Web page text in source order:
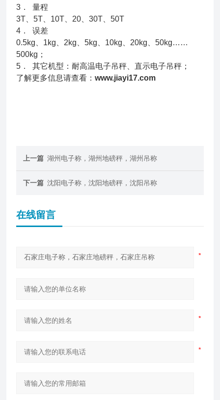
3． 量程
3T、5T、10T、20、30T、50T
4． 误差
0.5kg、1kg、2kg、5kg、10kg、20kg、50kg……
500kg；
5． 其它机型：耐高温电子吊秤、直示电子吊秤；
了解更多信息请查看：www.jiayi17.com
上一篇 湖州电子称，湖州地磅秤，湖州吊称
下一篇 沈阳电子称，沈阳地磅秤，沈阳吊称
在线留言